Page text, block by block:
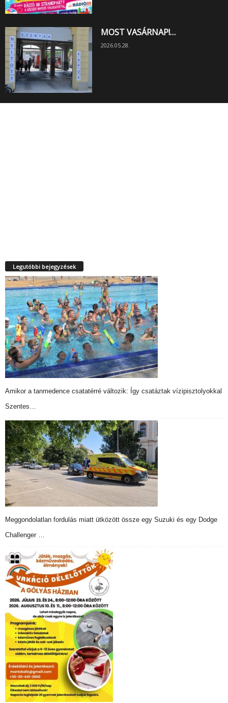
MOST VASÁRNAP!…
2026.05.28.
Legutóbbi bejegyzések
Amikor a tanmedence csatatérré változik: Így csatáztak vízipisztolyokkal
Szentes…
Meggondolatlan fordulás miatt ütközött össze egy Suzuki és egy Dodge
Challenger …